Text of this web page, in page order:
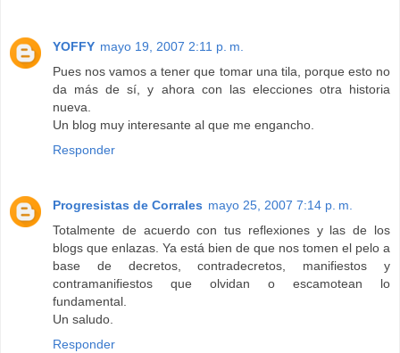
YOFFY mayo 19, 2007 2:11 p. m.
Pues nos vamos a tener que tomar una tila, porque esto no
da más de sí, y ahora con las elecciones otra historia
nueva.
Un blog muy interesante al que me engancho.
Responder
Progresistas de Corrales mayo 25, 2007 7:14 p. m.
Totalmente de acuerdo con tus reflexiones y las de los
blogs que enlazas. Ya está bien de que nos tomen el pelo a
base de decretos, contradecretos, manifiestos y
contramanifiestos que olvidan o escamotean lo
fundamental.
Un saludo.
Responder